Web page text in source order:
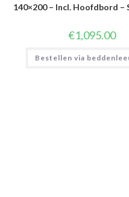
140×200 – Incl. Hoofdbord –
€1,095.00
Bestellen via